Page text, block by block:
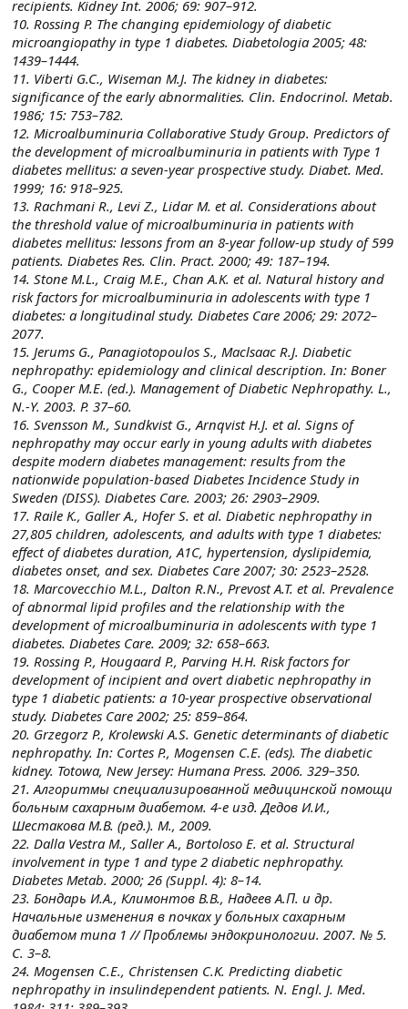
recipients. Kidney Int. 2006; 69: 907–912.
10. Rossing P. The changing epidemiology of diabetic
microangiopathy in type 1 diabetes. Diabetologia 2005; 48:
1439–1444.
11. Viberti G.C., Wiseman M.J. The kidney in diabetes:
significance of the early abnormalities. Clin. Endocrinol. Metab.
1986; 15: 753–782.
12. Microalbuminuria Collaborative Study Group. Predictors of
the development of microalbuminuria in patients with Type 1
diabetes mellitus: a seven-year prospective study. Diabet. Med.
1999; 16: 918–925.
13. Rachmani R., Levi Z., Lidar M. et al. Considerations about
the threshold value of microalbuminuria in patients with
diabetes mellitus: lessons from an 8-year follow-up study of 599
patients. Diabetes Res. Clin. Pract. 2000; 49: 187–194.
14. Stone M.L., Craig M.E., Chan A.K. et al. Natural history and
risk factors for microalbuminuria in adolescents with type 1
diabetes: a longitudinal study. Diabetes Care 2006; 29: 2072–
2077.
15. Jerums G., Panagiotopoulos S., Maclsaac R.J. Diabetic
nephropathy: epidemiology and clinical description. In: Boner
G., Cooper M.E. (ed.). Management of Diabetic Nephropathy. L.,
N.-Y. 2003. Р. 37–60.
16. Svensson M., Sundkvist G., Arnqvist H.J. et al. Signs of
nephropathy may occur early in young adults with diabetes
despite modern diabetes management: results from the
nationwide population-based Diabetes Incidence Study in
Sweden (DISS). Diabetes Care. 2003; 26: 2903–2909.
17. Raile K., Galler A., Hofer S. et al. Diabetic nephropathy in
27,805 children, adolescents, and adults with type 1 diabetes:
effect of diabetes duration, A1C, hypertension, dyslipidemia,
diabetes onset, and sex. Diabetes Care 2007; 30: 2523–2528.
18. Marcovecchio M.L., Dalton R.N., Prevost A.T. et al. Prevalence
of abnormal lipid profiles and the relationship with the
development of microalbuminuria in adolescents with type 1
diabetes. Diabetes Care. 2009; 32: 658–663.
19. Rossing P., Hougaard P., Parving H.H. Risk factors for
development of incipient and overt diabetic nephropathy in
type 1 diabetic patients: a 10-year prospective observational
study. Diabetes Care 2002; 25: 859–864.
20. Grzegorz P., Krolewski A.S. Genetic determinants of diabetic
nephropathy. In: Cortes P., Mogensen C.E. (eds). The diabetic
kidney. Totowa, New Jersey: Humana Press. 2006. 329–350.
21. Алгоритмы специализированной медицинской помощи
больным сахарным диабетом. 4-е изд. Дедов И.И.,
Шестакова М.В. (ред.). М., 2009.
22. Dalla Vestra M., Saller A., Bortoloso E. et al. Structural
involvement in type 1 and type 2 diabetic nephropathy.
Diabetes Metab. 2000; 26 (Suppl. 4): 8–14.
23. Бондарь И.А., Климонтов В.В., Надеев А.П. и др.
Начальные изменения в почках у больных сахарным
диабетом типа 1 // Проблемы эндокринологии. 2007. № 5.
С. 3–8.
24. Mogensen C.E., Christensen C.K. Predicting diabetic
nephropathy in insulindependent patients. N. Engl. J. Med.